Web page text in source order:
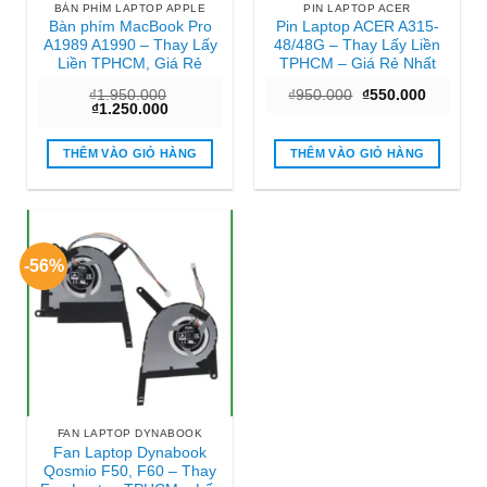
BÀN PHÍM LAPTOP APPLE
Bàn phím MacBook Pro
A1989 A1990 – Thay Lấy
Liền TPHCM, Giá Rẻ
₫1.950.000
Giá
là:
₫1.950.000.
₫1.250.000Giá
tại
là:
₫1.250.000.
THÊM VÀO GIỎ HÀNG
PIN LAPTOP ACER
Pin Laptop ACER A315-
48/48G – Thay Lấy Liền
TPHCM – Giá Rẻ Nhất
₫950.000 Giá
₫950.000.
₫550.000Giá
là:
THÊM VÀO GIỎ HÀNG
-56%
FAN LAPTOP DYNABOOK
Fan Laptop Dynabook
Qosmio F50, F60 – Thay